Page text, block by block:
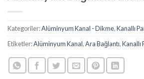
Kategoriler:Alüminyum Kanal - Dikme,Kanallı
Etiketler:Alüminyum Kanal,Ara Bağlantı,Kanallı